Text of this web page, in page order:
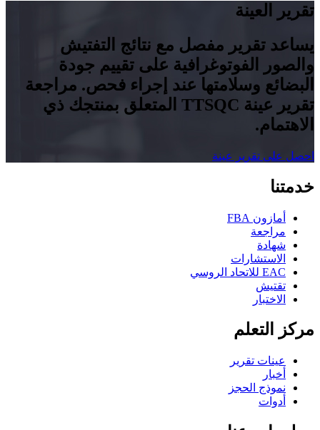
تقرير العينة
يساعد تقرير مفصل مع نتائج التفتيش
والصور الفوتوغرافية على تقييم جودة
البضائع وسلامتها عند إجراء فحص. مراجعة
تقرير عينة TTSQC المتعلق بمنتجك ذي
الاهتمام.
احصل على تقرير عينة
خدمتنا
أمازون FBA
مراجعة
شهادة
الاستشارات
EAC للاتحاد الروسي
تقتيش
الاختبار
مركز التعلم
عينات تقرير
أخبار
نموذج الحجز
أدوات